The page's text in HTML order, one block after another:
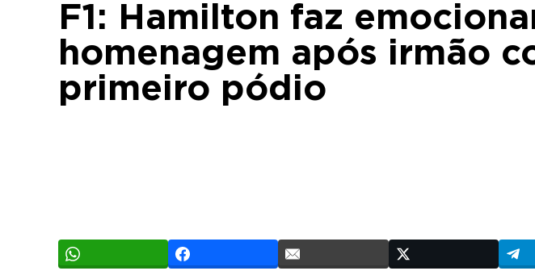
F1: Hamilton faz
homenagem após irmão
primeiro pódio